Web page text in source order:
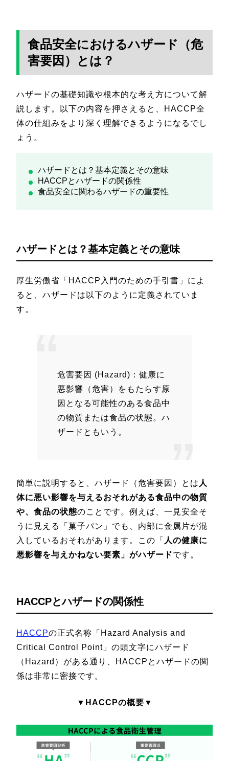
食品安全におけるハザード（危
害要因）とは？
ハザードの基礎知識や根本的な考え方について解
説します。以下の内容を押さえると、HACCP全
体の仕組みをより深く理解できるようになるでし
ょう。
ハザードとは？基本定義とその意味
HACCPとハザードの関係性
食品安全に関わるハザードの重要性
ハザードとは？基本定義とその意味
厚生労働省「HACCP入門のための手引書」によ
ると、ハザードは以下のように定義されていま
す。
危害要因 (Hazard)：健康に
悪影響（危害）をもたらす原
因となる可能性のある食品中
の物質または食品の状態。ハ
ザードともいう。
簡単に説明すると、ハザード（危害要因）とは 人
体に悪い影響を与えるおそれがある食品中の物質
や、食品の状態のことです。例えば、一見安全そ
うに見える「菓子パン」でも、内部に金属片が混
入しているおそれがあります。この「 人の健康に
悪影響を与えかねない要素」がハザードです。
HACCPとハザードの関係性
HACCPの正式名称「Hazard Analysis and
Critical Control Point」の頭文字にハザード
（Hazard）がある通り、HACCPとハザードの関
係は非常に密接です。
▼HACCPの概要▼